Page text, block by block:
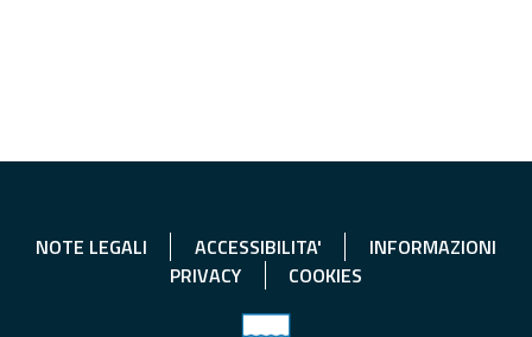
NOTE LEGALI ACCESSIBILITA'
INFORMAZIONI
PRIVACY
COOKIES